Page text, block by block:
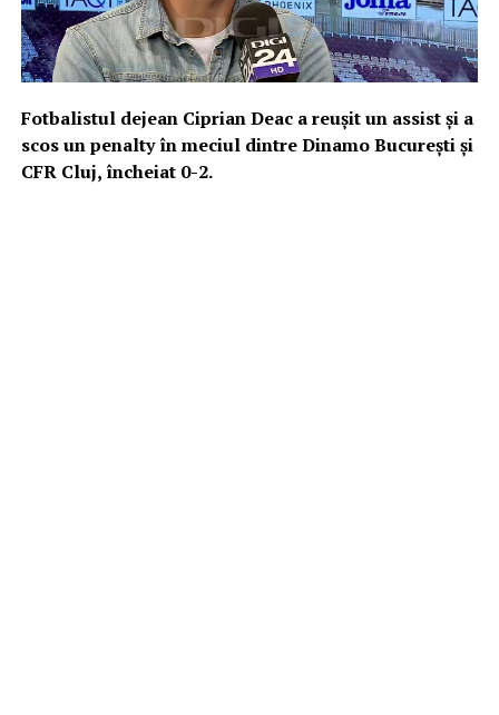
Fotbalistul dejean Ciprian Deac a reușit un assist și a
scos un penalty în meciul dintre Dinamo București și
CFR Cluj, încheiat 0-2.